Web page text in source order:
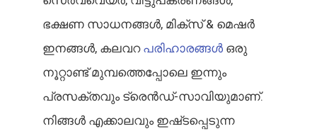
ഭക്ഷണ സാധനങ്ങൾ, മിക്‌സ് & മെഷർ
ഇനങ്ങൾ, കലവറ പരിഹാരങ്ങൾ ഒരു
നൂറ്റാണ്ട് മുമ്പത്തെപ്പോലെ ഇന്നും
പ്രസക്തവും ട്രെൻഡ്-സാവിയുമാണ്.
നിങ്ങൾ എക്കാലവും ഇഷ്‌ടപ്പെടുന്ന